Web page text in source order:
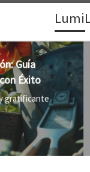
Skip to content
Al cultivar